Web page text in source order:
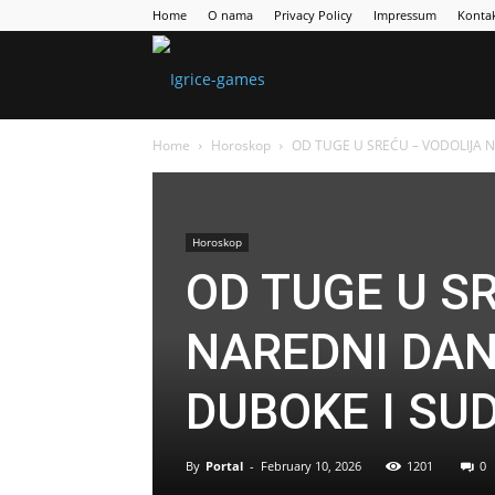
Home O nama Privacy Policy Impressum
Home Horoskop OD TUGE U SREĆU – VODOLIJA
Horoskop
OD TUGE U
NAREDNI
DUBOKE I
By Portal - February 10, 2026 1201 0